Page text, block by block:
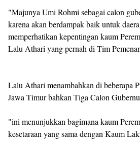
"Majunya Umi Rohmi sebagai calon
karena akan berdampak baik untuk
memperhatikan kepentingan kaum
Lalu Athari yang pernah di Tim
Lalu Athari menambahkan di beberapa
Jawa Timur bahkan Tiga Calon
"ini menunjukkan bagimana kaum
kesetaraan yang sama dengan Kaum